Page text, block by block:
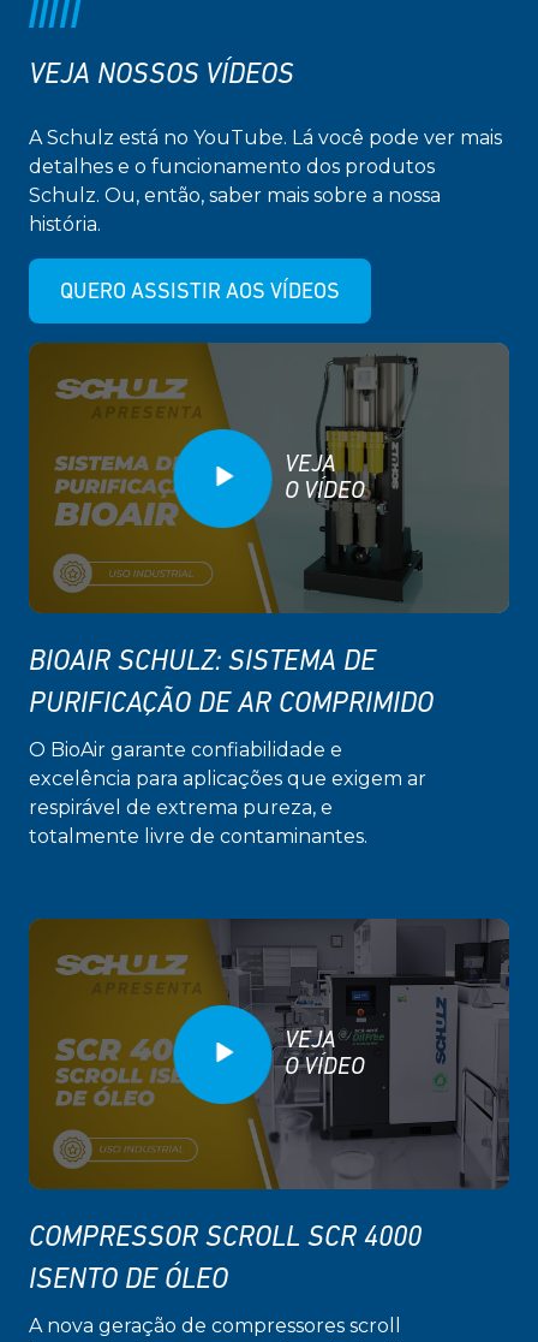
VEJA NOSSOS VÍDEOS
A Schulz está no YouTube. Lá você pode ver mais
detalhes e o funcionamento dos produtos
Schulz. Ou, então, saber mais sobre a nossa
história.
QUERO ASSISTIR AOS VÍDEOS
VEJA
O VÍDEO
BIOAIR SCHULZ: SISTEMA DE
PURIFICAÇÃO DE AR COMPRIMIDO
O BioAir garante confiabilidade e
excelência para aplicações que exigem ar
respirável de extrema pureza, e
totalmente livre de contaminantes.
VEJA
O VÍDEO
COMPRESSOR SCROLL SCR 4000
ISENTO DE ÓLEO
A nova geração de compressores scroll